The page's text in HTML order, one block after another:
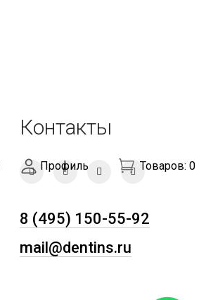
Товаров: 0
Профиль
Контакты
8 (495) 150-55-92
mail@dentins.ru